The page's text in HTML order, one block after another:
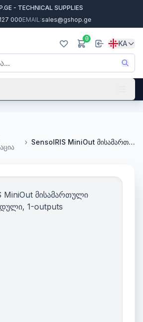
- TECHNICAL SUPPLIES
000EMAIL:sales@gshop.ge
0
KA
› SensoIRIS MiniOut მისამართული მართვის მოდული, 1-outputs